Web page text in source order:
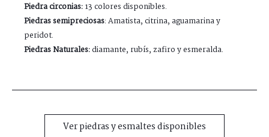
Piedra circonias:13 colores disponibles.
Piedras semipreciosas: Amatista, citrina, aguamarina y
peridot.
Piedras Naturales:diamante, rubís, zafiro y esmeralda.
Ver piedras y esmaltes disponibles